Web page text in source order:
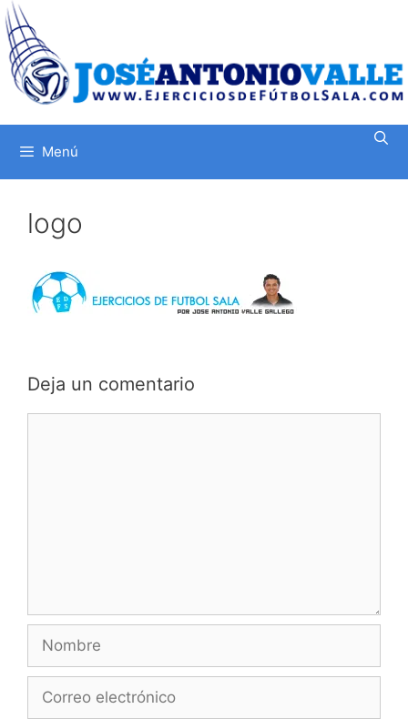
Saltar
al
contenido
Menú
logo
Deja un comentario
electrónico